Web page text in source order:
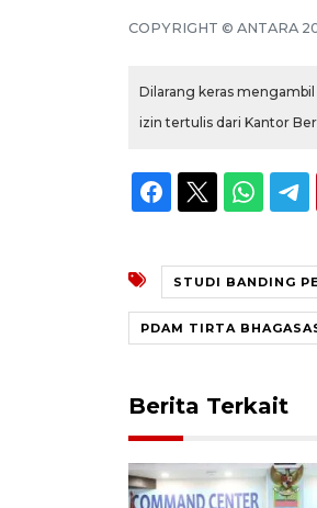
COPYRIGHT © ANTARA
Dilarang keras
izin tertulis dari Kantor
STUDI BANDING
PDAM TIRTA
Berita Terkait